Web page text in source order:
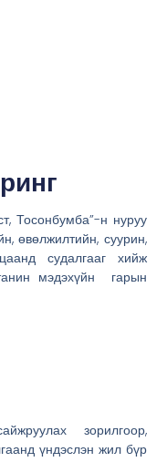
Тосонбумба”-н нуруу
өвөлжилтийн, суурин,
судалгааг хийж
мэдэхүйн гарын
зорилгоор,
үндэслэн жил бүр